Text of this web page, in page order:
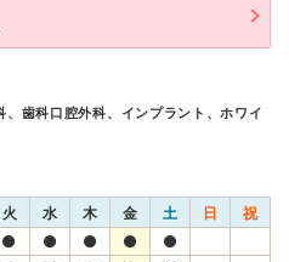
、歯科口腔外科、インプラント、ホワイ
火 水 木 金 土 日 祝